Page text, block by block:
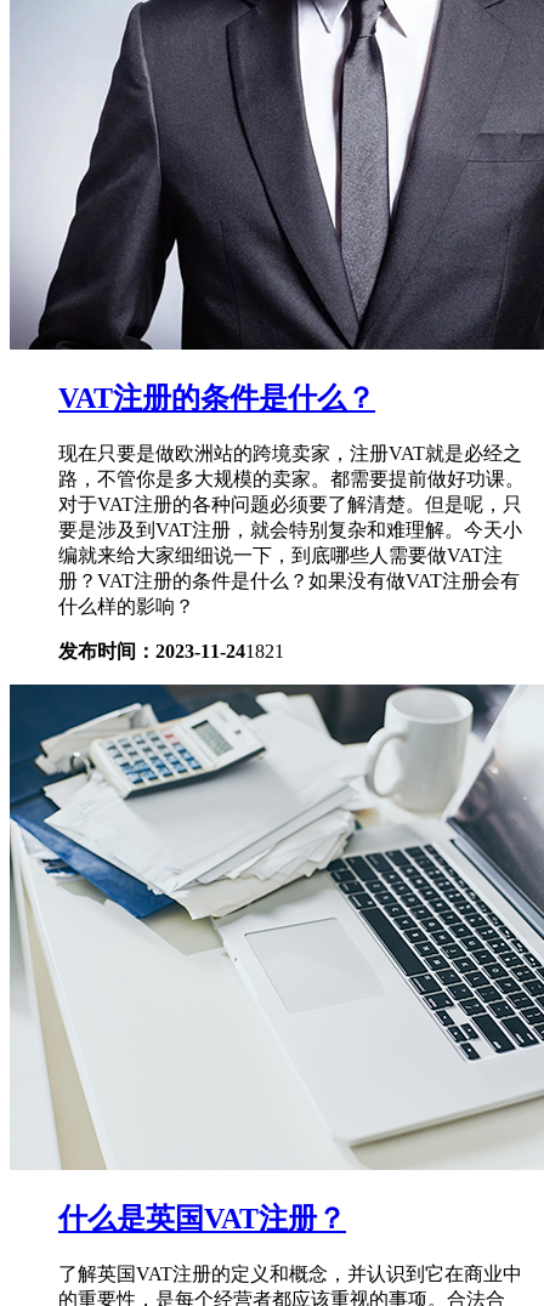
VAT注册的条件是什么？
现在只要是做欧洲站的跨境卖家，注册VAT就是必经之
路，不管你是多大规模的卖家。都需要提前做好功课。
对于VAT注册的各种问题必须要了解清楚。但是呢，只
要是涉及到VAT注册，就会特别复杂和难理解。今天小
编就来给大家细细说一下，到底哪些人需要做VAT注
册？VAT注册的条件是什么？如果没有做VAT注册会有
什么样的影响？
发布时间：2023-11-241821
什么是英国VAT注册？
了解英国VAT注册的定义和概念，并认识到它在商业中
的重要性，是每个经营者都应该重视的事项。合法合